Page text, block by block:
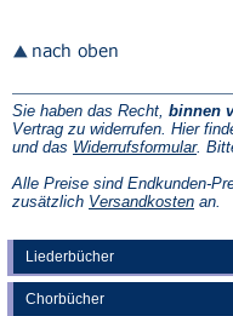
Liederbücher
Chorbücher
Sie haben das Recht, binnen
Vertrag zu widerrufen. Hier
und das Widerrufsformular
neuen
.
Alle Preise sind Endkunden-
zusätzlich Versandkosten(Öffnet
an.